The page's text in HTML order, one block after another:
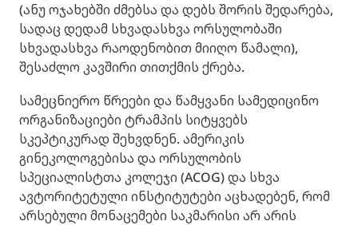
(ანუ ოჯახებში ძმებსა და დებს შორის შედარება,
სადაც დედამ სხვადასხვა ორსულობაში
სხვადასხვა რაოდენობით მიიღო წამალი),
შესაძლო კავშირი თითქმის ქრება.
სამეცნიერო წრეები და წამყვანი სამედიცინო
ორგანიზაციები ტრამპის სიტყვებს
სკეპტიკურად შეხვდნენ. ამერიკის
გინეკოლოგებისა და ორსულობის
სპეციალისტთა კოლეჯი (ACOG) და სხვა
ავტორიტეტული ინსტიტუტები აცხადებენ, რომ
არსებული მონაცემები საკმარისი არ არის